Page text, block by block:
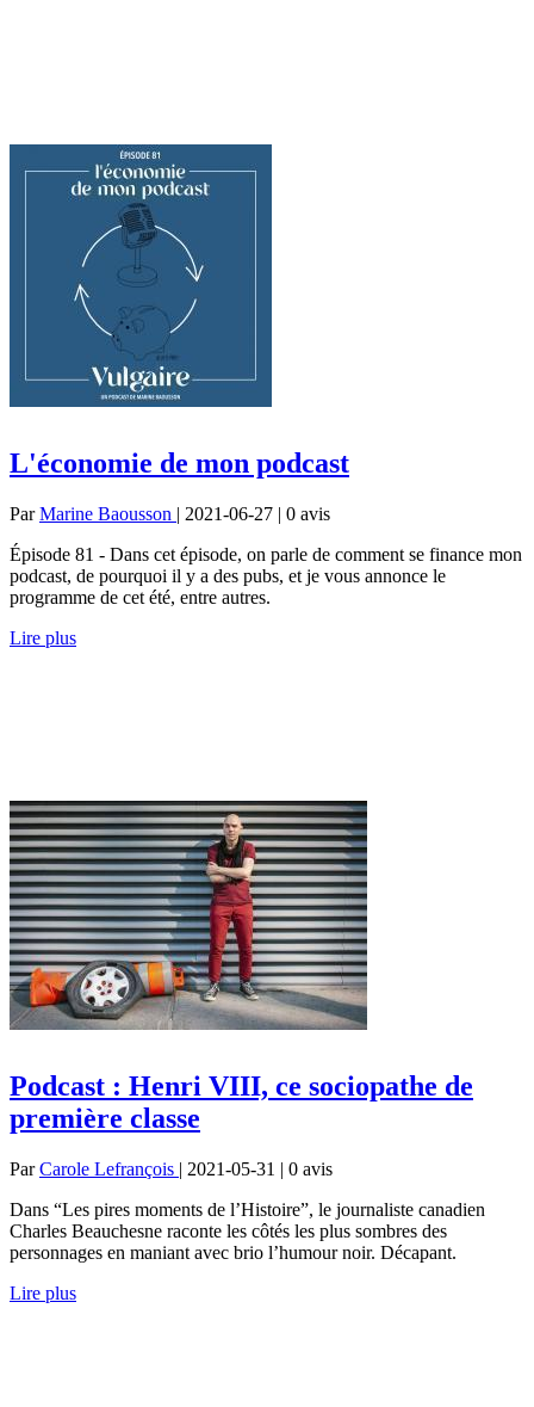
L'économie de mon podcast
ParMarine Baousson | 2021-06-27 | 0 avis
Épisode 81 - Dans cet épisode, on parle de comment se finance mon
podcast, de pourquoi il y a des pubs, et je vous annonce le
programme de cet été, entre autres.
Lire plus
Podcast : Henri VIII, ce sociopathe de
première classe
ParCarole Lefrançois | 2021-05-31 | 0 avis
Dans “Les pires moments de l’Histoire”, le journaliste canadien
Charles Beauchesne raconte les côtés les plus sombres des
personnages en maniant avec brio l’humour noir. Décapant.
Lire plus